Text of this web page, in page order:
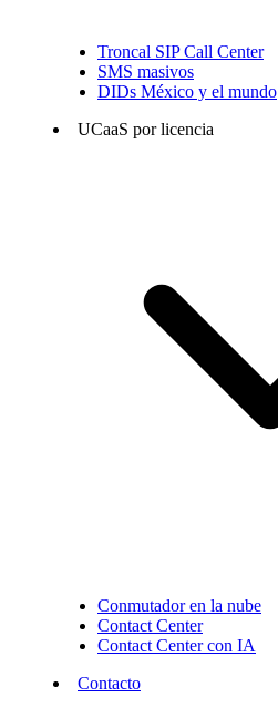
Troncal SIP Call Center
SMS masivos
DIDs México y el mundo
UCaaS por licencia
Conmutador en la nube
Contact Center
Contact Center con IA
Contacto